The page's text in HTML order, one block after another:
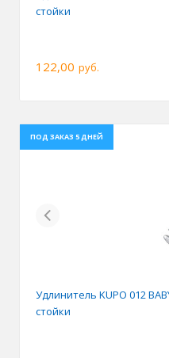
стойки
122,00 руб.
ПОД ЗАКАЗ 5 ДНЕЙ
Previous
Удлинитель KUPO 012
стойки